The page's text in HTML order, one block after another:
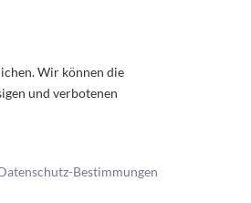
Wir können die
und verbotenen
Bestimmungen